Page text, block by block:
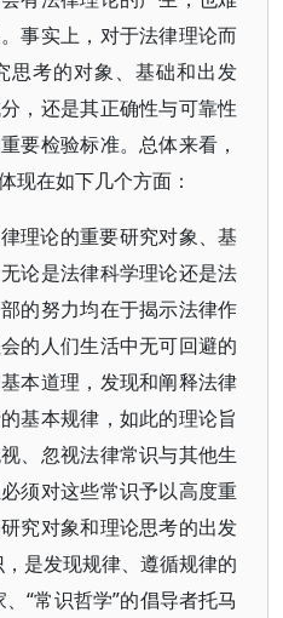
事实上，对于法律理论而
思考的对象、基础和出发
，还是其正确性与可靠性
要检验标准。总体来看，
现在如下几个方面：
理论的重要研究对象、基
论是法律科学理论还是法
的努力均在于揭示法律作
的人们生活中无可回避的
本道理，发现和阐释法律
基本规律，如此的理论旨
、忽视法律常识与其他生
须对这些常识予以高度重
究对象和理论思考的出发
是发现规律、遵循规律的
“常识哲学”的倡导者托马